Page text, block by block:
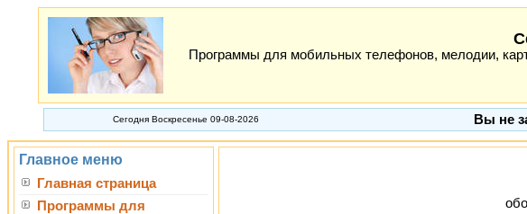
Программы для мобильных телефонов, мелодии,
Сегодня Воскресенье 09-08-2026 Вы не
Главное меню
Главная страница
Программы для